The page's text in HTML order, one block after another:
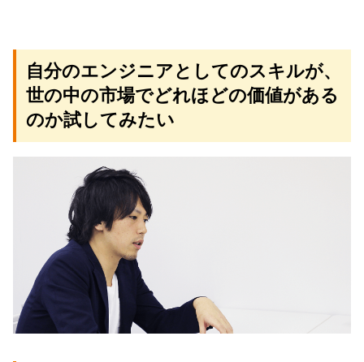
自分のエンジニアとしてのスキルが、
世の中の市場でどれほどの価値がある
のか試してみたい